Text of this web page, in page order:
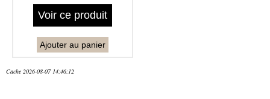
Voir ce produit
Ajouter au panier
Cache 2026-08-07 14:46:12